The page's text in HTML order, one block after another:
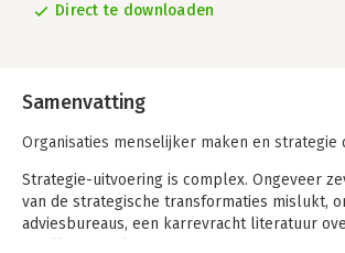
Direct te downloaden
Samenvatting
Organisaties menselijker maken en strategie
Strategie-uitvoering is complex. Ongeveer
van de strategische transformaties mislukt,
adviesbureaus, een karrevracht literatuur